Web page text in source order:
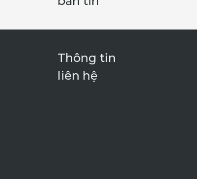
Thông tin
liên hệ